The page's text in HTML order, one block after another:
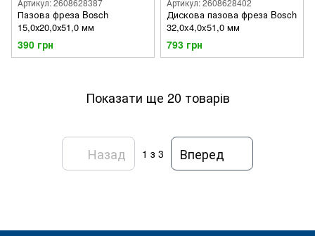
Артикул: 2608628387
Пазова фреза Bosch
15,0х20,0х51,0 мм
390 грн
Артикул: 2608628402
Дискова пазова фреза Bosch
32,0x4,0x51,0 мм
793 грн
Показати ще 20 товарів
Назад 1 з 3 Вперед